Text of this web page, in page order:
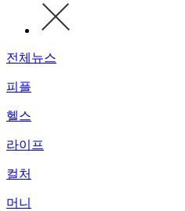
전체뉴스
피플
헬스
라이프
컬처
머니